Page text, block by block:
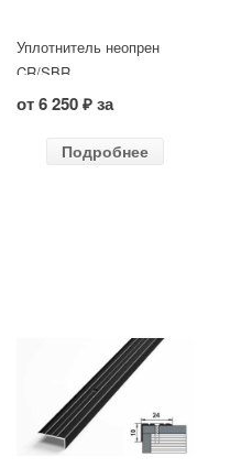
Уплотнитель неопрен
CR/SBR
от 6 250 ₽ за
Подробнее